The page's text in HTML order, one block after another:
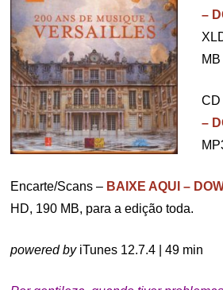
–
MB
CD
–
Encarte/Scans – BAIXE AQUI –
HD, 190 MB, para a edição toda.
powered byiTunes 12.7.4 | 49 min